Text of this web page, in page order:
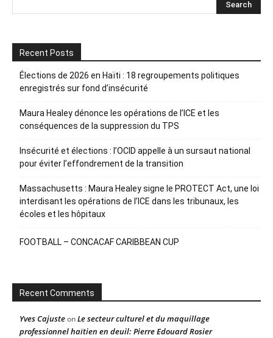
Recent Posts
Élections de 2026 en Haïti : 18 regroupements politiques
enregistrés sur fond d’insécurité
Maura Healey dénonce les opérations de l’ICE et les
conséquences de la suppression du TPS
Insécurité et élections : l’OCID appelle à un sursaut national
pour éviter l’effondrement de la transition
Massachusetts : Maura Healey signe le PROTECT Act, une loi
interdisant les opérations de l’ICE dans les tribunaux, les
écoles et les hôpitaux
FOOTBALL – CONCACAF CARIBBEAN CUP
Recent Comments
Yves CajusteonLe secteur culturel et du maquillage
professionnel haïtien en deuil: Pierre Edouard Rosier